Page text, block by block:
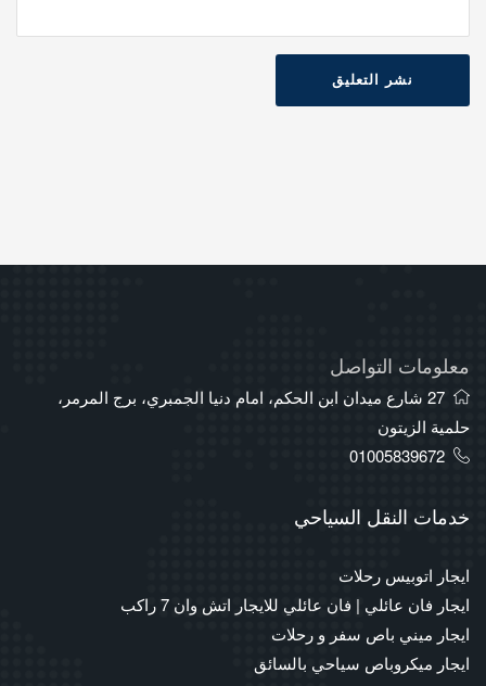
نشر التعليق
معلومات التواصل
27 شارع ميدان ابن الحكم، امام دنيا الجمبري، برج المرمر،
حلمية الزيتون
01005839672
خدمات النقل السياحي
ايجار اتوبيس رحلات
ايجار فان عائلي | فان عائلي للايجار اتش وان 7 راكب
ايجار ميني باص سفر و رحلات
ايجار ميكروباص سياحي بالسائق